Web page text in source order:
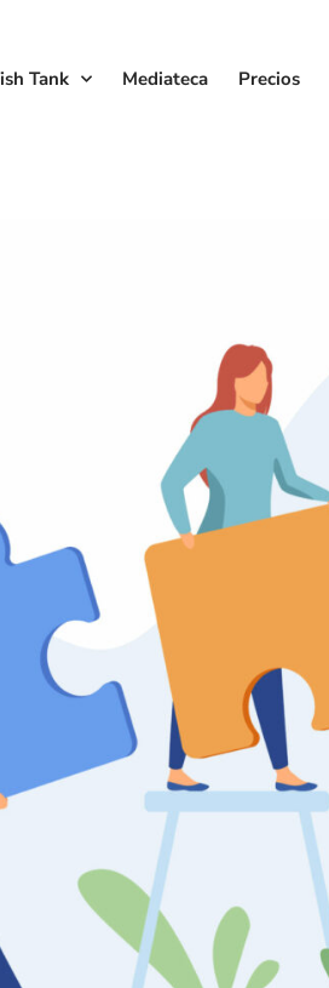
Tank Mediateca Precios